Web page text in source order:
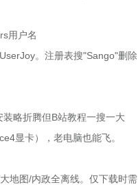
用户名
。注册表搜"Sango"删除
略折腾但B站教程一搜一大
显卡），老电脑也能飞。
地图/内政全离线。仅下载时需